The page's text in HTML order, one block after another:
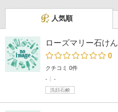
人気順
ローズマリー石けん
0
クチコミ 0件
-
-
洗顔石鹸